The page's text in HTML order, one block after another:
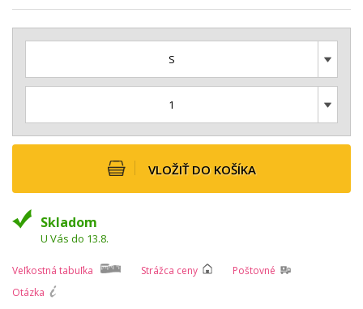
S
1
VLOŽIŤ DO KOŠÍKA
Skladom
U Vás do 13.8.
Veľkostná tabuľka Strážca ceny
Poštovné
Otázka